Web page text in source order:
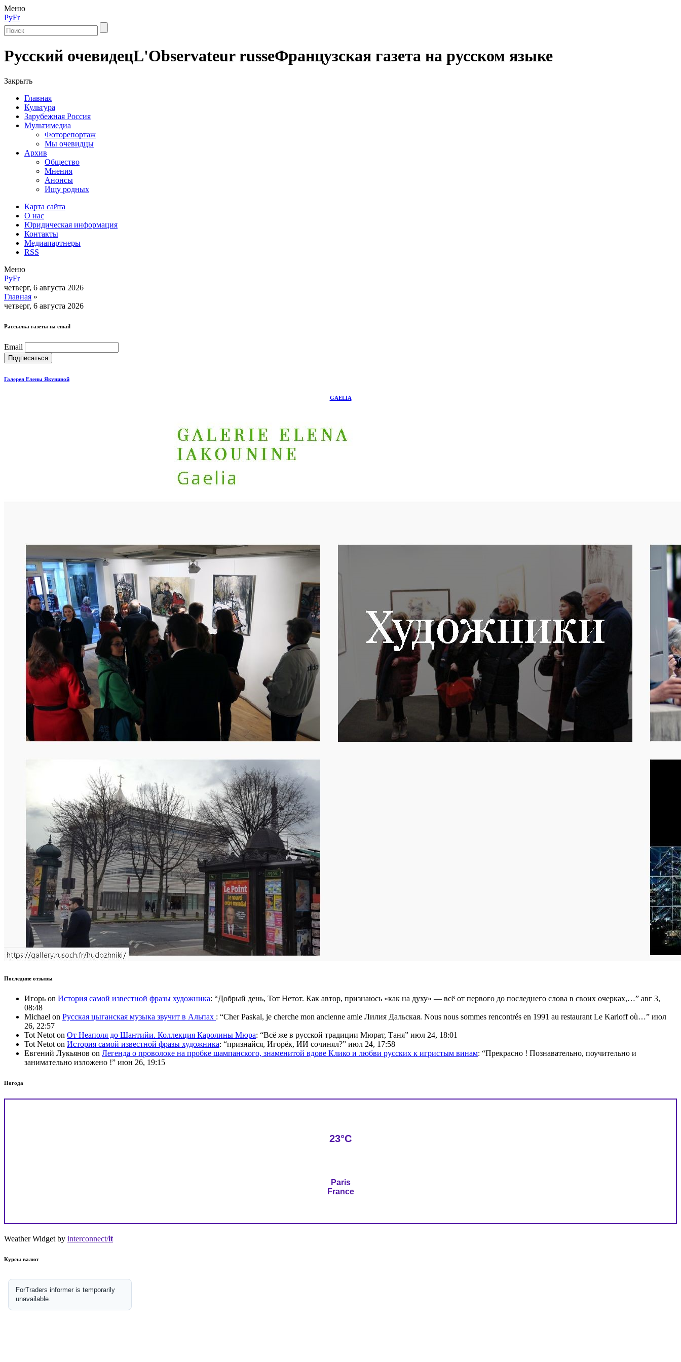
Меню
РуFr
Русский очевидецL'Observateur russeФранцузская газета на русском языке
Закрыть
Главная
Культура
Зарубежная Россия
Мультимедиа
Фоторепортаж
Мы очевидцы
Архив
Общество
Мнения
Анонсы
Ищу родных
Карта сайта
О нас
Юридическая информация
Контакты
Медиапартнеры
RSS
Меню
РуFr
четверг, 6 августа 2026
Главная »
четверг, 6 августа 2026
Рассылка газеты на email
Email
Галерея Елены Якуниной
GAELIA
Последние отзывы
Игорь on История самой известной фразы художника: “Добрый день, Тот Нетот. Как автор, признаюсь «как на духу» — всё от первого до последнего слова в своих очерках,…” авг 3,
08:48
Michael on Русская цыганская музыка звучит в Альпах : “Cher Paskal, je cherche mon ancienne amie Лилия Дальская. Nous nous sommes rencontrés en 1991 au restaurant Le Karloff où…” июл
26, 22:57
Tot Netot on От Неаполя до Шантийи. Коллекция Каролины Мюра: “Всё же в русской традиции Мюрат, Таня” июл 24, 18:01
Tot Netot on История самой известной фразы художника: “признайся, Игорёк, ИИ сочинял?” июл 24, 17:58
Евгений Лукьянов on Легенда о проволоке на пробке шампанского, знаменитой вдове Клико и любви русских к игристым винам: “Прекрасно ! Познавательно, поучительно и
занимательно изложено !” июн 26, 19:15
Погода
23°C
Paris
France
Weather Widget by interconnect/it
Курсы валют